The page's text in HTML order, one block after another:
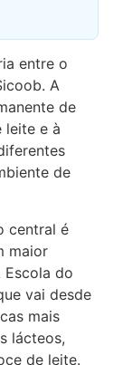
entre o
A
de
leite e à
de
central é
maior
Escola do
vai desde
mais
lácteos,
de leite.